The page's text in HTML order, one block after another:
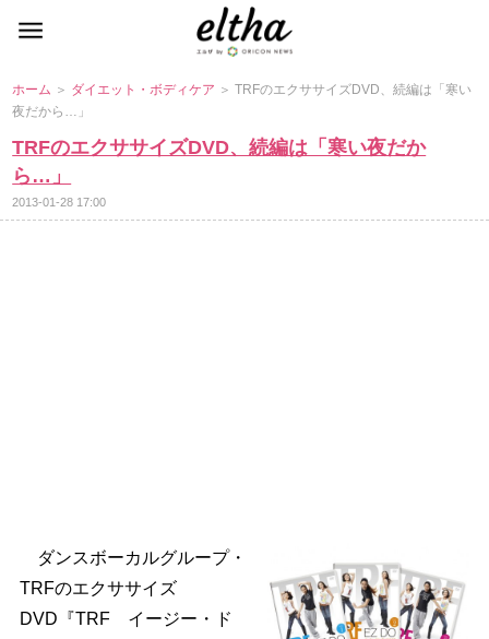
ホーム ＞ ダイエット・ボディケア ＞ TRFのエクササイズDVD、続編は「寒い
夜だから…」
TRFのエクササイズDVD、続編は「寒い夜だか
ら…」
2013-01-28 17:00
ダンスボーカルグループ・
TRFのエクササイズ
DVD『TRF イージー・ド